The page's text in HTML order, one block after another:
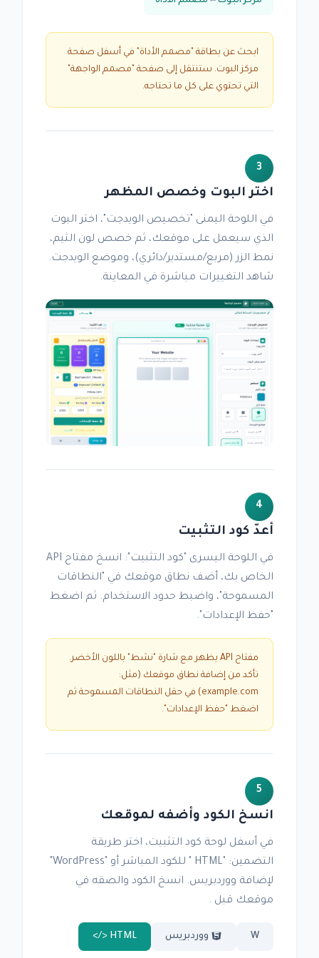
ابحث عن بطاقة "مصمم الأداة" في أسفل صفحة
مركز البوت. ستنتقل إلى صفحة "مصمم الواجهة"
التي تحتوي على كل ما تحتاجه.
3
اختر البوت وخصص المظهر
في اللوحة اليمنى "تخصيص الويدجت"، اختر البوت
الذي سيعمل على موقعك، ثم خصص لون الثيم،
نمط الزر (مربع/مستدير/دائري)، وموضع الويدجت.
شاهد التغييرات مباشرة في المعاينة.
4
أعدّ كود التثبيت
في اللوحة اليسرى "كود التثبيت": انسخ مفتاح API
الخاص بك، أضف نطاق موقعك في "النطاقات
المسموحة"، واضبط حدود الاستخدام. ثم اضغط
"حفظ الإعدادات".
مفتاح API يظهر مع شارة "نشط" باللون الأخضر.
تأكد من إضافة نطاق موقعك (مثل:
example.com) في حقل النطاقات المسموحة ثم
اضغط "حفظ الإعدادات".
5
انسخ الكود وأضفه لموقعك
في أسفل لوحة كود التثبيت، اختر طريقة
لإضافة ووردبريس. انسخ الكود والصقه في
موقعك قبل .
W ووردبريس HTML </>